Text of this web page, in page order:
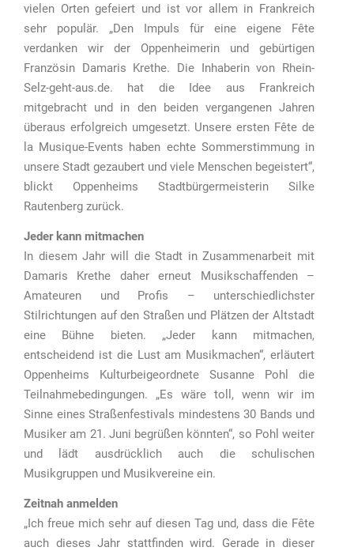
vielen Orten gefeiert und ist vor allem in Frankreich
sehr populär. „Den Impuls für eine eigene Fête
verdanken wir der Oppenheimerin und gebürtigen
Französin Damaris Krethe. Die Inhaberin von Rhein-
Selz-geht-aus.de. hat die Idee aus Frankreich
mitgebracht und in den beiden vergangenen Jahren
überaus erfolgreich umgesetzt. Unsere ersten Fête de
la Musique-Events haben echte Sommerstimmung in
unsere Stadt gezaubert und viele Menschen begeistert“,
blickt Oppenheims Stadtbürgermeisterin Silke
Rautenberg zurück.
Jeder kann mitmachen
In diesem Jahr will die Stadt in Zusammenarbeit mit
Damaris Krethe daher erneut Musikschaffenden –
Amateuren und Profis – unterschiedlichster
Stilrichtungen auf den Straßen und Plätzen der Altstadt
eine Bühne bieten. „Jeder kann mitmachen,
entscheidend ist die Lust am Musikmachen“, erläutert
Oppenheims Kulturbeigeordnete Susanne Pohl die
Teilnahmebedingungen. „Es wäre toll, wenn wir im
Sinne eines Straßenfestivals mindestens 30 Bands und
Musiker am 21. Juni begrüßen könnten“, so Pohl weiter
und lädt ausdrücklich auch die schulischen
Musikgruppen und Musikvereine ein.
Zeitnah anmelden
„Ich freue mich sehr auf diesen Tag und, dass die Fête
auch dieses Jahr stattfinden wird. Gerade in dieser